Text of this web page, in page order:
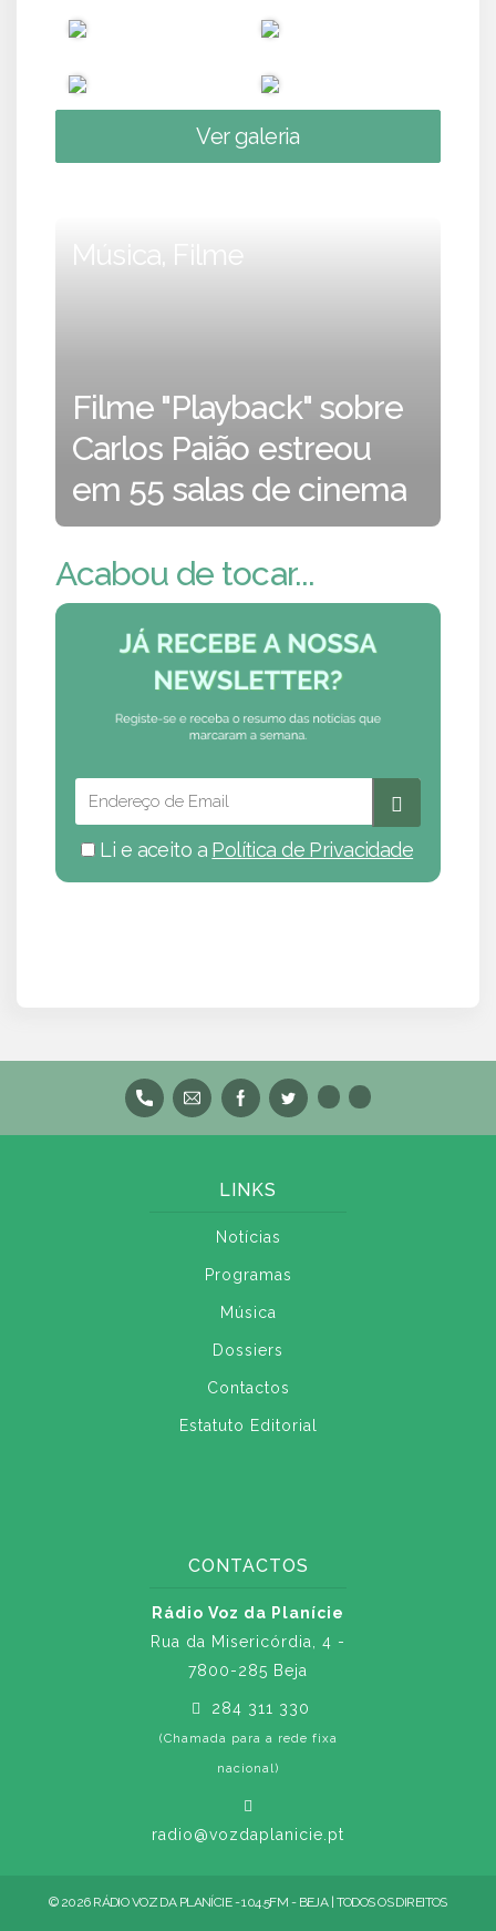
Ver galeria
Música, Filme
Filme "Playback" sobre
Carlos Paião estreou
em 55 salas de cinema
Acabou de tocar...
Li e aceito a Política de Privacidade
LINKS
Notícias
Programas
Música
Dossiers
Contactos
Estatuto Editorial
CONTACTOS
Rádio Voz da Planície
Rua da Misericórdia, 4 -
7800-285 Beja
284 311 330
(Chamada para a rede fixa
nacional)
radio@vozdaplanicie.pt
© 2026 RÁDIO VOZ DA PLANÍCIE - 104.5FM - BEJA | TODOS OS DIREITOS